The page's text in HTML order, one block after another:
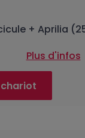
+ Aprilia
Plus d'infos